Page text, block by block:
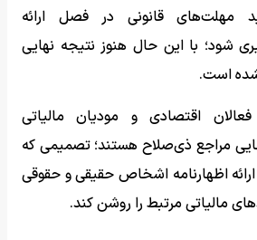
مهلت‌های قانونی در فصل ارائه
شود؛ با این حال هنوز نتیجه نهایی
است.
اقتصادی و مودیان مالیاتی
مراجع ذی‌صلاح هستند؛ تصمیمی که
اظهارنامه اشخاص حقیقی و حقوقی
مالیاتی مرتبط را روشن کند.